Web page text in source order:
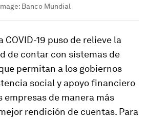
Banco Mundial
COVID-19 puso de relieve la
de contar con sistemas de
permitan a los gobiernos
social y apoyo financiero
empresas de manera más
rendición de cuentas. Para